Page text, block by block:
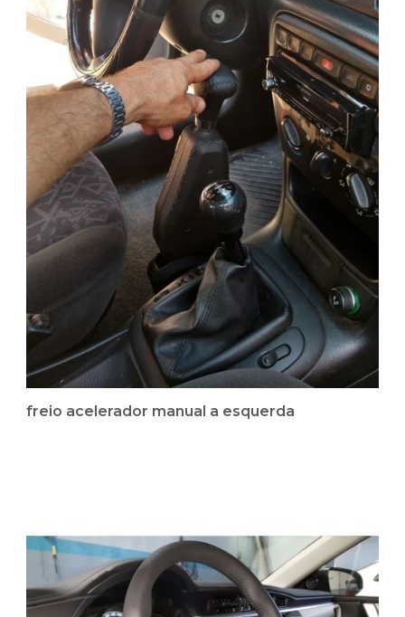
freio acelerador manual a esquerda